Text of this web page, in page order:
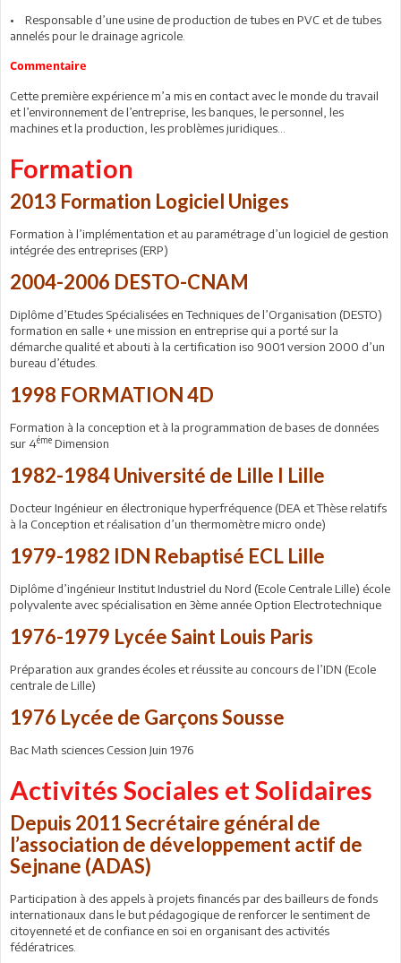
• Responsable d’une usine de production de tubes en PVC et de tubes
annelés pour le drainage agricole.
Commentaire
Cette première expérience m’a mis en contact avec le monde du travail
et l’environnement de l’entreprise, les banques, le personnel, les
machines et la production, les problèmes juridiques…
Formation
2013 Formation Logiciel Uniges
Formation à l’implémentation et au paramétrage d’un logiciel de gestion
intégrée des entreprises (ERP)
2004-2006 DESTO-CNAM
Diplôme d’Etudes Spécialisées en Techniques de l’Organisation (DESTO)
formation en salle + une mission en entreprise qui a porté sur la
démarche qualité et abouti à la certification iso 9001 version 2000 d’un
bureau d’études.
1998 FORMATION 4D
Formation à la conception et à la programmation de bases de données
sur 4éme Dimension
1982-1984 Université de Lille I Lille
Docteur Ingénieur en électronique hyperfréquence (DEA et Thèse relatifs
à la Conception et réalisation d’un thermomètre micro onde)
1979-1982 IDN Rebaptisé ECL Lille
Diplôme d’ingénieur Institut Industriel du Nord (Ecole Centrale Lille) école
polyvalente avec spécialisation en 3ème année Option Electrotechnique
1976-1979 Lycée Saint Louis Paris
Préparation aux grandes écoles et réussite au concours de l’IDN (Ecole
centrale de Lille)
1976 Lycée de Garçons Sousse
Bac Math sciences Cession Juin 1976
Activités Sociales et Solidaires
Depuis 2011 Secrétaire général de
l’association de développement actif de
Sejnane (ADAS)
Participation à des appels à projets financés par des bailleurs de fonds
internationaux dans le but pédagogique de renforcer le sentiment de
citoyenneté et de confiance en soi en organisant des activités
fédératrices.